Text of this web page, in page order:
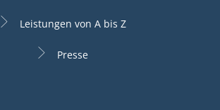
Leistungen von A bis Z
Presse